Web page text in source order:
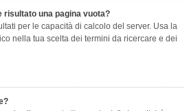
risultato una pagina vuota?
per le capacità di calcolo del server. Usa la
nella tua scelta dei termini da ricercare e dei